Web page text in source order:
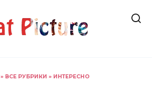
» ВСЕ РУБРИКИ » ИНТЕРЕСНО